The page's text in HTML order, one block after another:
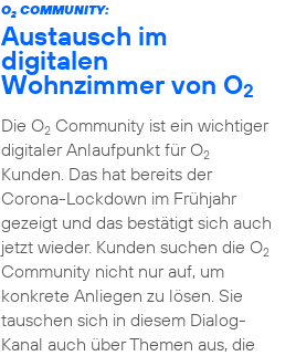
O2COMMUNITY:
Austausch im
digitalen
Wohnzimmer von O2
Die O2Community ist ein wichtiger
digitaler Anlaufpunkt für O2
Kunden. Das hat bereits der
Corona-Lockdown im Frühjahr
gezeigt und das bestätigt sich auch
jetzt wieder. Kunden suchen die O2
Community nicht nur auf, um
konkrete Anliegen zu lösen. Sie
tauschen sich in diesem Dialog-
Kanal auch über Themen aus, die